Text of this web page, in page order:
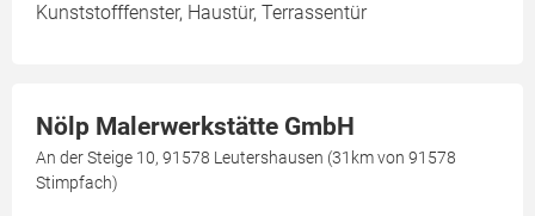
Kunststofffenster, Haustür, Terrassentür
Nölp Malerwerkstätte GmbH
An der Steige 10, 91578 Leutershausen (31km von 91578
Stimpfach)